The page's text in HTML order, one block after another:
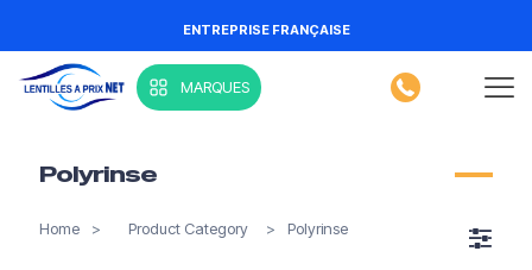
ENTREPRISE FRANÇAISE
MARQUES
Polyrinse
Home > Product Category > Polyrinse